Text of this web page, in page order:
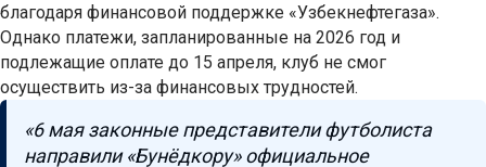
благодаря финансовой поддержке «Узбекнефтегаза».
Однако платежи, запланированные на 2026 год и
подлежащие оплате до 15 апреля, клуб не смог
осуществить из-за финансовых трудностей.
«6 мая законные представители футболиста
направили «Бунёдкору» официальное